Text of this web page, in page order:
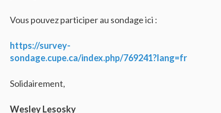
Vous pouvez participer au sondage ici :
https://survey-
sondage.cupe.ca/index.php/769241?lang=fr
Solidairement,
Wesley Lesosky